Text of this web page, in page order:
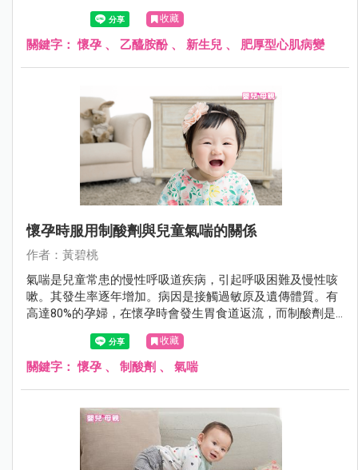
的血管，出生後，動脈導管會在數天內自然閉合。而在早產
兒或合併其他畸型或疾病時，動脈導管無法自然閉合，可用
非類固醇發炎藥物或乙醯胺酚，促使動脈導管閉合，或外科
收藏
關鍵字：懷孕 、 乙醯胺酚、 新生兒 、 肥厚型心肌病變
懷孕時服用制酸劑與兒童氣喘的關係
作者：黃碧桃
氣喘是兒童常患的慢性呼吸道疾病，引起呼吸困難及慢性咳
嗽。其發生率逐年增加。病因是接觸過敏原及遺傳體質。有
高達80%的孕婦，在懷孕時會發生胃食道返流，而制酸劑是
有效且安全的常用治療藥物。有研究發現，制酸劑會引起胃
中食物變性成過敏原而影響免疫反應，也有研究發現，懷孕
老鼠使用制酸劑，可引致所生小老鼠的食物過敏。
收藏
關鍵字：懷孕 、 制酸劑 、 氣喘